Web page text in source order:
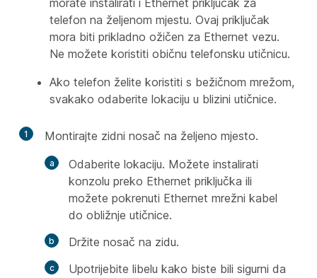
morate instalirati i Ethernet priključak za
telefon na željenom mjestu. Ovaj priključak
mora biti prikladno ožičen za Ethernet vezu.
Ne možete koristiti običnu telefonsku utičnicu.
Ako telefon želite koristiti s bežičnom mrežom,
svakako odaberite lokaciju u blizini utičnice.
1
Montirajte zidni nosač na željeno mjesto.
Odaberite lokaciju. Možete instalirati
konzolu preko Ethernet priključka ili
možete pokrenuti Ethernet mrežni kabel
do obližnje utičnice.
Držite nosač na zidu.
Upotrijebite libelu kako biste bili sigurni da